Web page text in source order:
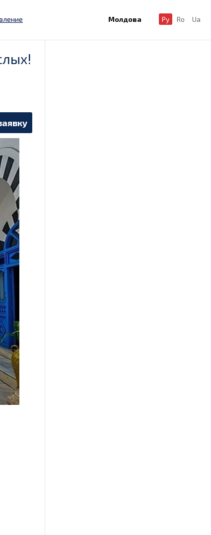
Молдова Ру Ro Ua